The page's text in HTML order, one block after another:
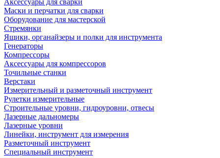
Аксессуары для сварки
Маски и перчатки для сварки
Оборудование для мастерской
Стремянки
Ящики, органайзеры и полки для инструмента
Генераторы
Компрессоры
Аксессуары для компрессоров
Точильные станки
Верстаки
Измерительный и разметочный инструмент
Рулетки измерительные
Строительные уровни, гидроуровни, отвесы
Лазерные дальномеры
Лазерные уровни
Линейки, инструмент для измерения
Разметочный инструмент
Специальный инструмент